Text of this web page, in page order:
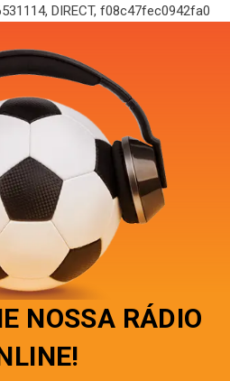
DIRECT, f08c47fec0942fa0
NOSSA RÁDIO